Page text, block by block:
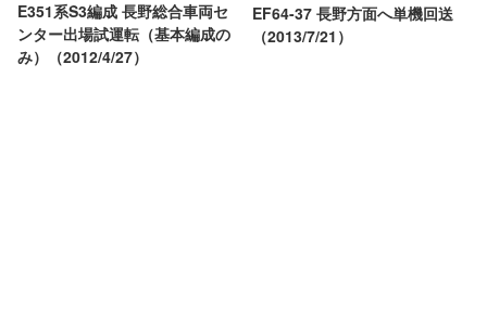
E351系S3編成 長野総合車両セ
ンター出場試運転（基本編成の
み）（2012/4/27）
EF64-37 長野方面へ単機回送
（2013/7/21）